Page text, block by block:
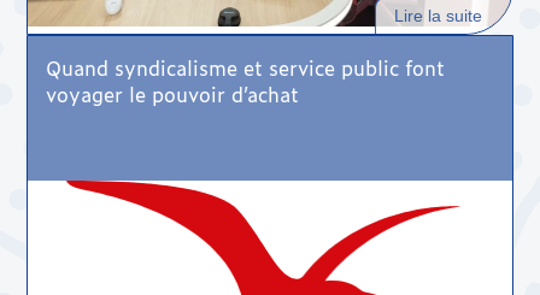
Lire la suite
Quand syndicalisme et service public font
voyager le pouvoir d’achat